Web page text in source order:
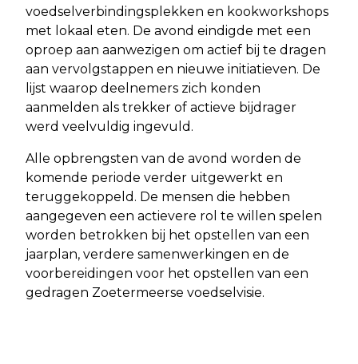
voedselverbindingsplekken en kookworkshops
met lokaal eten. De avond eindigde met een
oproep aan aanwezigen om actief bij te dragen
aan vervolgstappen en nieuwe initiatieven. De
lijst waarop deelnemers zich konden
aanmelden als trekker of actieve bijdrager
werd veelvuldig ingevuld.
Alle opbrengsten van de avond worden de
komende periode verder uitgewerkt en
teruggekoppeld. De mensen die hebben
aangegeven een actievere rol te willen spelen
worden betrokken bij het opstellen van een
jaarplan, verdere samenwerkingen en de
voorbereidingen voor het opstellen van een
gedragen Zoetermeerse voedselvisie.